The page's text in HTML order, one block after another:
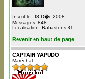
Inscrit le: 08 D�c 2008
Messages: 848
Localisation: Rabastens 81
Revenir en haut de page
CAPTAIN YAPUDO
Maréchal